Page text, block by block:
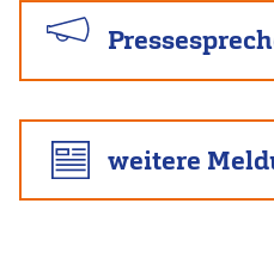
weitere